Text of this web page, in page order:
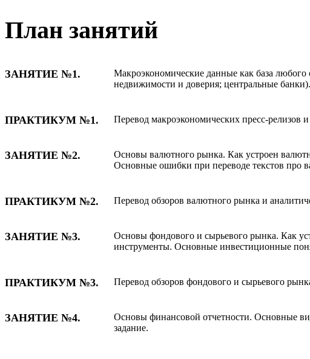
План занятий
ЗАНЯТИЕ №1.
Макроэкономические данные как база
недвижимости и доверия; центральные
ПРАКТИКУМ №1. Перевод макроэкономических пресс-релизов
ЗАНЯТИЕ №2.
Основы валютного рынка. Как устроен
Основные ошибки при переводе текстов про
ПРАКТИКУМ №2. Перевод обзоров валютного рынка и
ЗАНЯТИЕ №3.
Основы фондового и сырьевого рынка. Как
инструменты. Основные инвестиционные
ПРАКТИКУМ №3. Перевод обзоров фондового и сырьевого
ЗАНЯТИЕ №4.
Основы финансовой отчетности. Основные
задание.